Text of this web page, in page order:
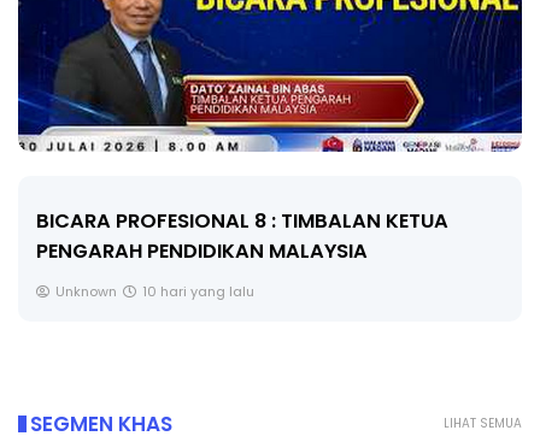
BICARA PROFESIONAL 8 : TIMBALAN KETUA
PENGARAH PENDIDIKAN MALAYSIA
Unknown 10 hari yang lalu
LIHAT SEMUA
SEGMEN KHAS